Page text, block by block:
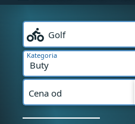
Golf
Buty
Kategoria
Cena od